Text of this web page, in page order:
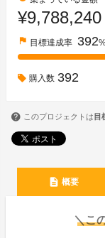
¥9,788,240
flag 目標達成率 392
購入数 392
このプロジェクトは 目
description 概要
＼こ